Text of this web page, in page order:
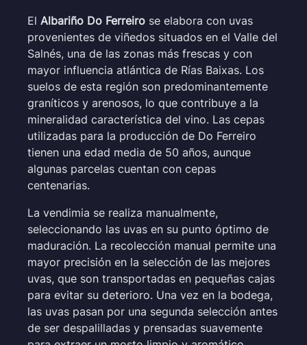
El Albariño Do Ferreiro se elabora con uvas
provenientes de viñedos situados en el Valle del
Salnés, una de las zonas más frescas y con
mayor influencia atlántica de Rías Baixas. Los
suelos de esta región son predominantemente
graníticos y arenosos, lo que contribuye a la
mineralidad característica del vino. Las cepas
utilizadas para la producción de Do Ferreiro
tienen una edad media de 50 años, aunque
algunas parcelas cuentan con cepas
centenarias.
La vendimia se realiza manualmente,
seleccionando las uvas en su punto óptimo de
maduración. La recolección manual permite una
mayor precisión en la selección de las mejores
uvas, que son transportadas en pequeñas cajas
para evitar su deterioro. Una vez en la bodega,
las uvas pasan por una segunda selección antes
de ser despalilladas y prensadas suavemente